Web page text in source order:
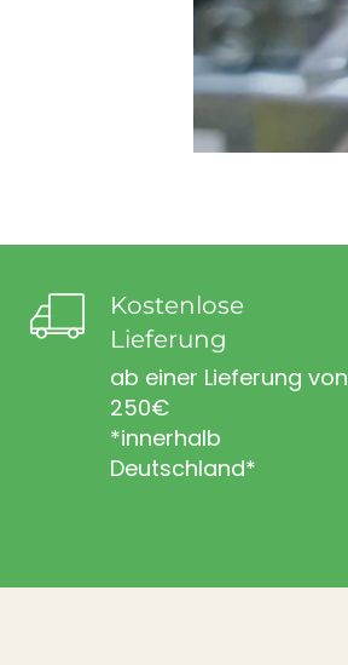
Kostenlose
Lieferung
ab einer Lieferung von
250€
*innerhalb
Deutschland*